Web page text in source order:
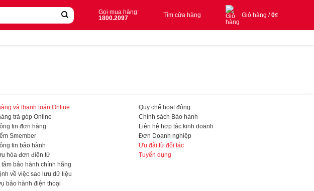
Gọi mua hàng:
1800.2097
Tìm cửa hàng Giỏ hàng /0₫
và thanh toán Online
trả góp Online
tin đơn hàng
Smember
tin bảo hành
hóa đơn điện tử
tâm bảo hành chính hãng
về việc sao lưu dữ liệu
bảo hành điện thoại
Quy chế hoạt động
Chính sách Bảo hành
Liên hệ hợp tác kinh doanh
Đơn Doanh nghiệp
Ưu đãi từ đối tác
Tuyển dụng